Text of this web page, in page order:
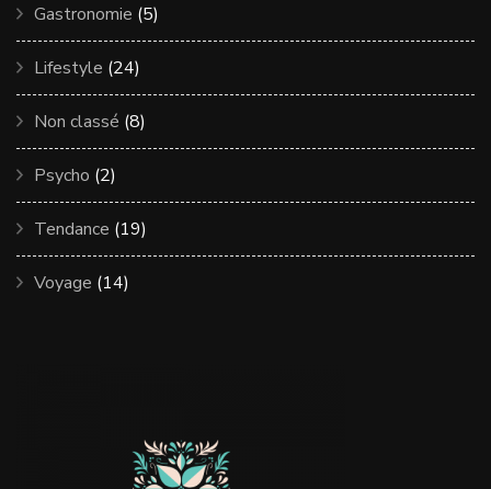
Gastronomie (5)
Lifestyle (24)
Non classé (8)
Psycho (2)
Tendance (19)
Voyage (14)